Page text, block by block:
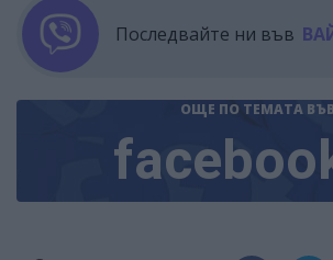
Последвайте ни във
ОЩЕ ПО ТЕМАТА ВЪВ